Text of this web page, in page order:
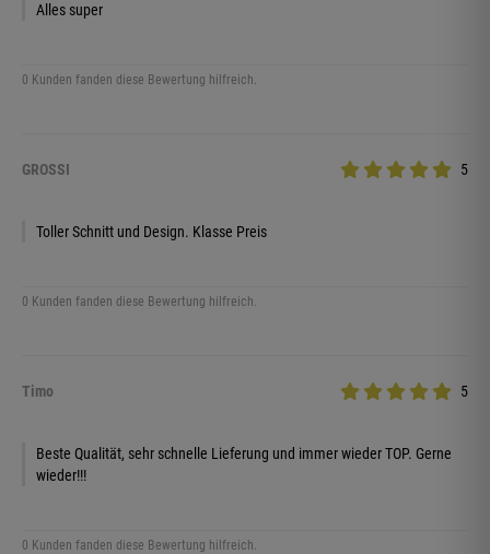
Alles super
0 Kunden fanden diese Bewertung hilfreich.
GROSSI 5
Toller Schnitt und Design. Klasse Preis
0 Kunden fanden diese Bewertung hilfreich.
Timo 5
Beste Qualität, sehr schnelle Lieferung und immer wieder TOP. Gerne
wieder!!!
0 Kunden fanden diese Bewertung hilfreich.